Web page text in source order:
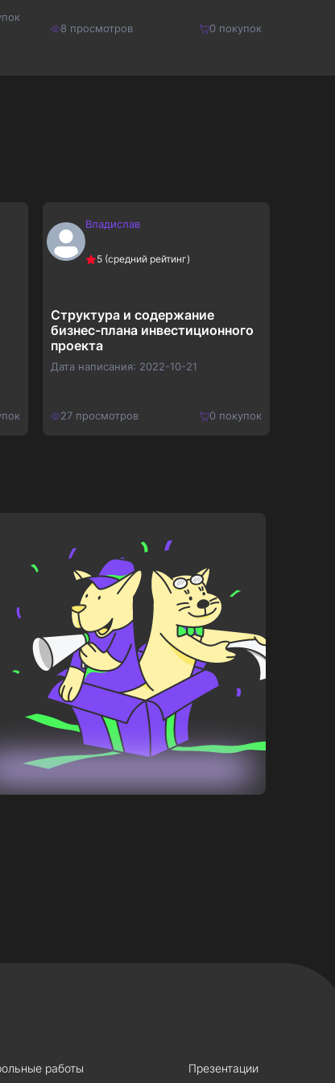
8 просмотров 0 покупок
Владислав
5 (средний рейтинг)
Структура и содержание
бизнес-плана инвестиционного
проекта
Дата написания: 2022-10-21
27 просмотров 0 покупок
работы Презентации